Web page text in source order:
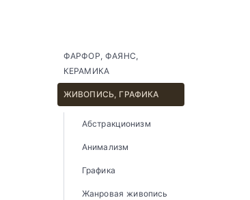
ФАРФОР, ФАЯНС,
КЕРАМИКА
ЖИВОПИСЬ, ГРАФИКА
Абстракционизм
Анимализм
Графика
Жанровая живопись